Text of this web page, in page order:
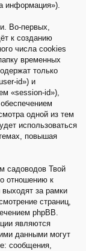
информация»).
Во-первых,
к созданию
числа cookies
временных
только
id») и
«session-id»),
одной из тем
использоваться
повышая
садоводов Твой
отношению к
за рамки
страниц,
phpBB.
являются
данными могут
сообщения,